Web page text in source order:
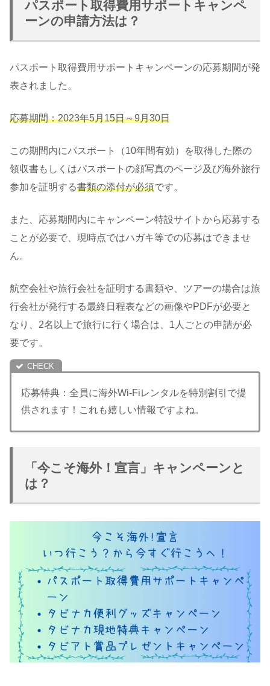
パスポート取得費用サポートキャンペ
ーンの申請方法は？
パスポート取得費用サポートキャンペーンの応募期間が発
表されました。
応募期間：2023年5月15日～9月30日
この期間内にパスポート（10年間有効）を取得した際の
領収書もしくはパスポートの顔写真のページ及び海外旅行
参加を証明する書類の添付が必須です。
また、応募期間内にキャンペーン特設サイトから応募する
ことが必要で、現時点ではハガキ等での応募はできませ
ん。
航空会社や旅行会社を証明する書類や、ツアーの場合は旅
行会社が発行する最終日程表などの画像やPDFが必要と
なり、2名以上で旅行に行く場合は、1人ごとの申請が必
要です。
応募特典：全員に海外Wi-Fiレンタルを特別割引で提
供されます！これも嬉しい情報ですよね。
「今こそ海外！宣言」キャンペーンと
は？